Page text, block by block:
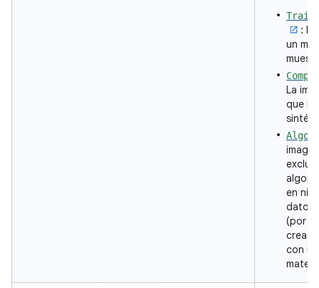
:
un
La
que
en
datos
(por
con